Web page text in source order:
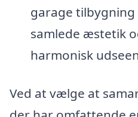
garage
samlede æstetik
harmonisk
Ved at vælge at